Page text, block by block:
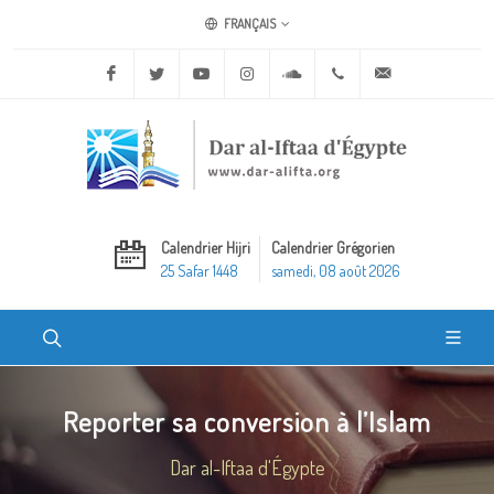
FRANÇAIS
Facebook Twitter Youtube Instagram Soundcloud+20 2 25970400
Calendrier Hijri
25 Safar 1448
Calendrier Grégorien
samedi, 08 août 2026
Reporter sa conversion à l’Islam
Dar al-Iftaa d'Égypte